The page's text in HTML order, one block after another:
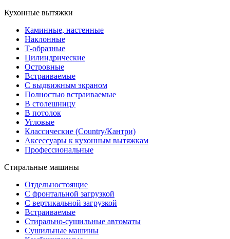
Кухонные вытяжки
Каминные, настенные
Наклонные
Т-образные
Цилиндрические
Островные
Встраиваемые
С выдвижным экраном
Полностью встраиваемые
В столешницу
В потолок
Угловые
Классические (Country/Кантри)
Аксессуары к кухонным вытяжкам
Профессиональные
Стиральные машины
Отдельностоящие
С фронтальной загрузкой
С вертикальной загрузкой
Встраиваемые
Стирально-сушильные автоматы
Сушильные машины